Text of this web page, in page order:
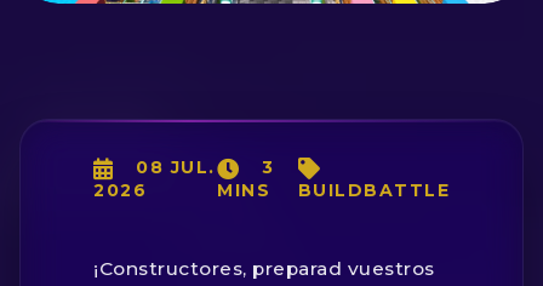
08 JUL.
2026
3
MINS
BUILDBATTLE
¡Constructores, preparad vuestros